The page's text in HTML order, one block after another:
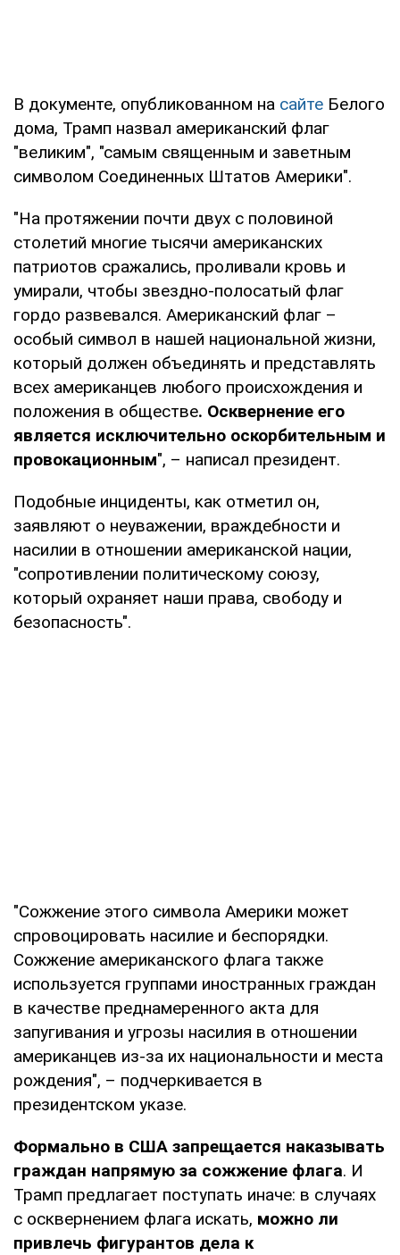
В документе, опубликованном на сайте Белого
дома, Трамп назвал американский флаг
"великим", "самым священным и заветным
символом Соединенных Штатов Америки".
"На протяжении почти двух с половиной
столетий многие тысячи американских
патриотов сражались, проливали кровь и
умирали, чтобы звездно-полосатый флаг
гордо развевался. Американский флаг –
особый символ в нашей национальной жизни,
который должен объединять и представлять
всех американцев любого происхождения и
положения в обществе. Осквернение его
является исключительно оскорбительным и
провокационным", – написал президент.
Подобные инциденты, как отметил он,
заявляют о неуважении, враждебности и
насилии в отношении американской нации,
"сопротивлении политическому союзу,
который охраняет наши права, свободу и
безопасность".
"Сожжение этого символа Америки может
спровоцировать насилие и беспорядки.
Сожжение американского флага также
используется группами иностранных граждан
в качестве преднамеренного акта для
запугивания и угрозы насилия в отношении
американцев из-за их национальности и места
рождения", – подчеркивается в
президентском указе.
Формально в США запрещается наказывать
граждан напрямую за сожжение флага. И
Трамп предлагает поступать иначе: в случаях
с осквернением флага искать, можно ли
привлечь фигурантов дела к